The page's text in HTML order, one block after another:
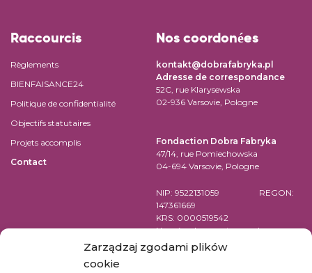
Zarządzaj zgodami plików
cookie
Raccourcis
Règlements
BIENFAISANCE24
Politique de confidentialité
Objectifs statutaires
Projets accomplis
Contact
Nos coordonées
kontakt@dobrafabryka.pl
Adresse de correspondance
52C, rue Klarysewska
02-936 Varsovie, Pologne
Fondaction Dobra Fabryka
47/14, rue Pomiechowska
04-694 Varsovie, Pologne
NIP: 9522131059 REGON:
147361669
KRS: 0000519542
Numéro de compte pour les
virements en EUR:
PL84 1090 1883 0000 0001 2398